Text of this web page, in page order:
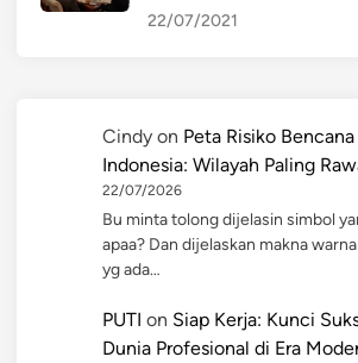
22/07/2021
Cindy on Peta Risiko
Indonesia: Wilayah Paling
22/07/2026
Bu minta tolong dijelasin simbol
apaa? Dan dijelaskan makna
yg ada…
PUTI on Siap Kerja: Kunci
Dunia Profesional di Era